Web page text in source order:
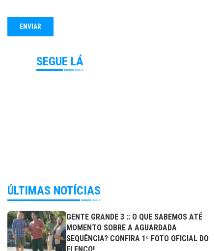
SEGUE LÁ
ÚLTIMAS NOTÍCIAS
GENTE GRANDE 3 :: O QUE SABEMOS ATÉ
MOMENTO SOBRE A AGUARDADA
SEQUÊNCIA? CONFIRA 1ª FOTO OFICIAL DO